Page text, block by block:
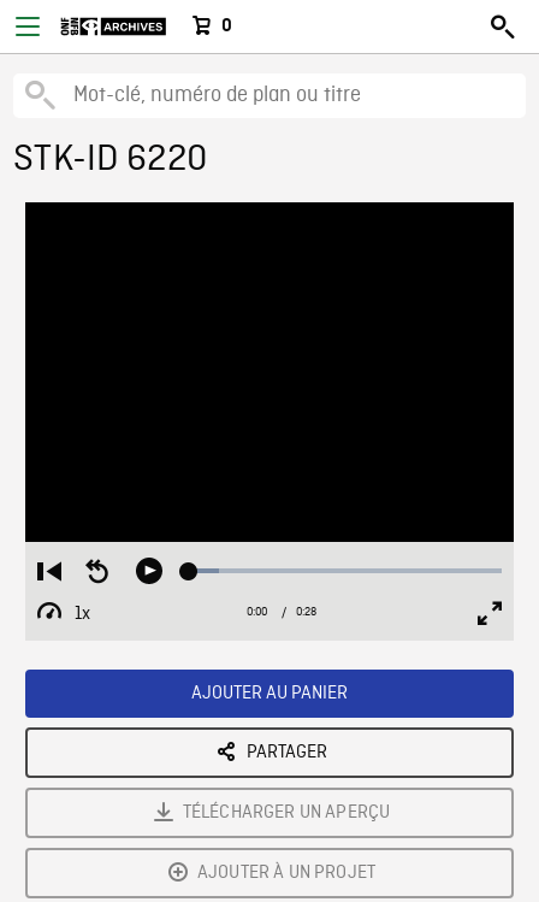
0
STK-ID 6220
Restart
from
beginning
Seek
Play Loaded:
1x
Playback
Current
0:00 / Duration
0:28
AJOUTER AU PANIER
PARTAGER
TÉLÉCHARGER UN APERÇU
AJOUTER À UN PROJET